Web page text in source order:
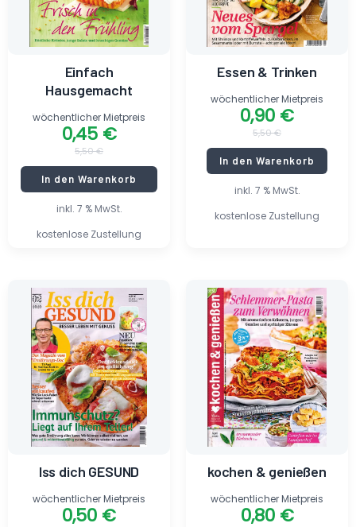
inkl. 7 % MwSt.
kostenlose Zustellung
Einfach
Hausgemacht
5,50€
0,45 €
wöchentlicher Mietpreis
In den Warenkorb
inkl. 7 % MwSt.
kostenlose Zustellung
Essen & Trinken
5,50€
0,90 €
wöchentlicher Mietpreis
In den Warenkorb
Iss dich GESUND
Ursprünglicher
Preis
war:
5,95 €
0,50 €
Aktueller
Preis
ist:
0,50 €.
wöchentlicher Mietpreis
kochen & genießen
Ursprünglicher
Preis
war:
4,80 €
0,80 €
Aktueller
Preis
ist:
0,80 €.
wöchentlicher Mietpreis